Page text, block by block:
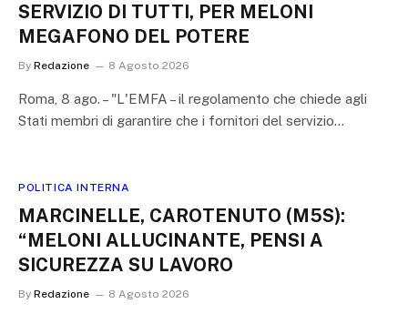
SERVIZIO DI TUTTI, PER MELONI
MEGAFONO DEL POTERE
By Redazione 8 Agosto 2026
Roma, 8 ago. – "L'EMFA – il regolamento che chiede agli
Stati membri di garantire che i fornitori del servizio…
POLITICA INTERNA
MARCINELLE, CAROTENUTO (M5S):
“MELONI ALLUCINANTE, PENSI A
SICUREZZA SU LAVORO
By Redazione 8 Agosto 2026